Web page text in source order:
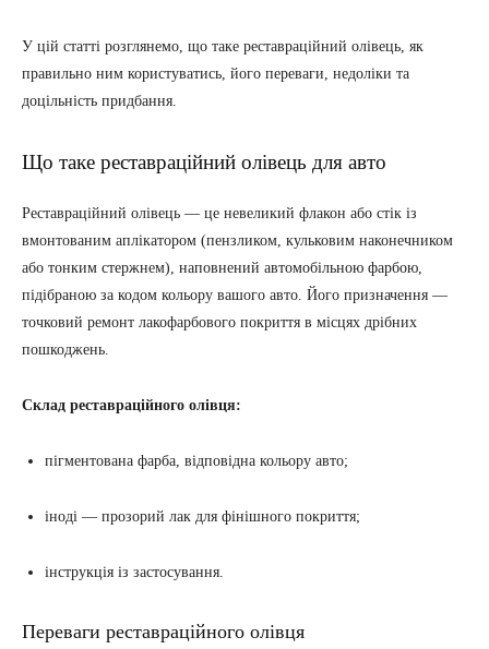
У цій статті розглянемо, що таке реставраційний олівець, як
правильно ним користуватись, його переваги, недоліки та
доцільність придбання.
Що таке реставраційний олівець для авто
Реставраційний олівець — це невеликий флакон або стік із
вмонтованим аплікатором (пензликом, кульковим наконечником
або тонким стержнем), наповнений автомобільною фарбою,
підібраною за кодом кольору вашого авто. Його призначення —
точковий ремонт лакофарбового покриття в місцях дрібних
пошкоджень.
Склад реставраційного олівця:
пігментована фарба, відповідна кольору авто;
іноді — прозорий лак для фінішного покриття;
інструкція із застосування.
Переваги реставраційного олівця